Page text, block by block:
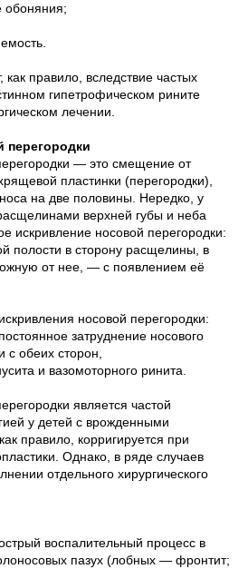
обоняния;
как правило, вследствие частых
гипетрофическом рините
лечении.
перегородки
— это смещение от
пластинки (перегородки),
на две половины. Нередко, у
верхней губы и неба
искривление носовой перегородки:
полости в сторону расщелины, в
от нее, — с появлением её
носовой перегородки:
затруднение носового
обеих сторон,
и вазомоторного ринита.
является частой
у детей с врожденными
правило, корригируется при
Однако, в ряде случаев
отдельного хирургического
воспалительный процесс в
пазух (лобных — фронтит;